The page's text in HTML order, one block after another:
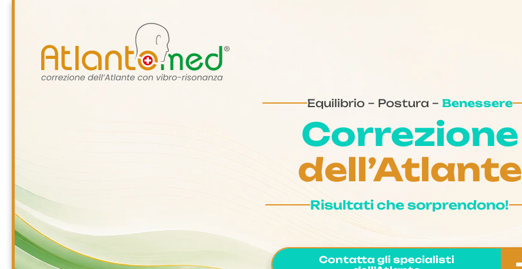
Equilibrio – Postura – Benessere
Correzione
dell’Atlante
Risultati che sorprendono!
Contatta gli specialisti